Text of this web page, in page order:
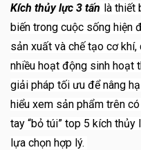
Kích thủy lực 3 tấn là thiết
biến trong cuộc sống hiện
sản xuất và chế tạo cơ
nhiều hoạt động sinh hoạt
giải pháp tối ưu để nâng
hiểu xem sản phẩm trên
tay “bỏ túi” top 5 kích
lựa chọn hợp lý.